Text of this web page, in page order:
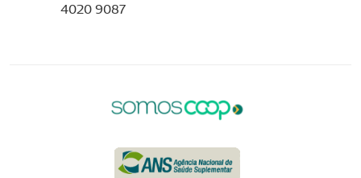
4020 9087